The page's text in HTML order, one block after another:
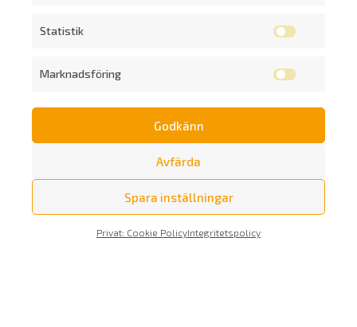
Statistik
Marknadsföring
Godkänn
Avfärda
Spara inställningar
Privat: Cookie PolicyIntegritetspolicy
Prenumerera på vårt nyhetsbrev